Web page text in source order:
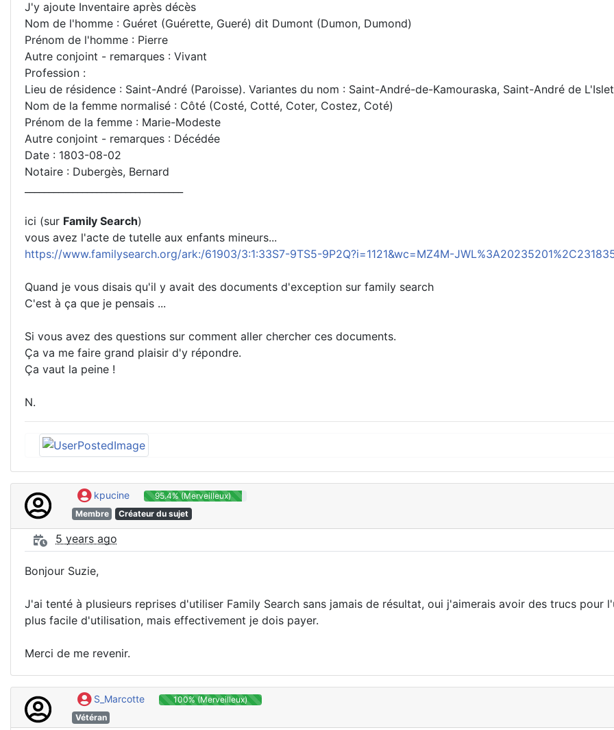
J'y ajoute Inventaire après décès
Nom de l'homme : Guéret (Guérette, Gueré) dit Dumont (Dumon, Dumond)
Prénom de l'homme : Pierre
Autre conjoint - remarques : Vivant
Profession :
Lieu de résidence : Saint-André (Paroisse). Variantes du nom : Saint-André-de-Kamouraska, Saint-André de
Nom de la femme normalisé : Côté (Costé, Cotté, Coter, Costez, Coté)
Prénom de la femme : Marie-Modeste
Autre conjoint - remarques : Décédée
Date : 1803-08-02
Notaire : Dubergès, Bernard
ici (sur Family Search)
vous avez l'acte de tutelle aux enfants mineurs...
https://www.familysearch.org/ark:/61903/3:1:33S7-9TS5-9P2Q?i=1121&wc=MZ4M-
Quand je vous disais qu'il y avait des documents d'exception sur family search
C'est à ça que je pensais ...
Si vous avez des questions sur comment aller chercher ces documents.
Ça va me faire grand plaisir d'y répondre.
Ça vaut la peine !
N.
kpucine
95.4% (Merveilleux)
Membre
Créateur du sujet
5 years ago
Bonjour Suzie,
J'ai tenté à plusieurs reprises d'utiliser Family Search sans jamais de résultat, oui j'aimerais avoir des trucs pour
plus facile d'utilisation, mais effectivement je dois payer.
Merci de me revenir.
S_Marcotte
100% (Merveilleux)
Vétéran